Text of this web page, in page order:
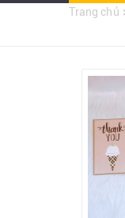
Trang chủ